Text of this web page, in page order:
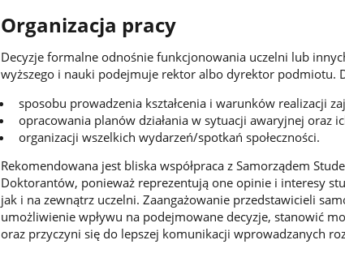
Organizacja pracy
Decyzje formalne odnośnie funkcjonowania uczelni lub
wyższego i nauki podejmuje rektor albo dyrektor podmiotu.
sposobu prowadzenia kształcenia i warunków realizacji
opracowania planów działania w sytuacji awaryjnej oraz
organizacji wszelkich wydarzeń/spotkań społeczności.
Rekomendowana jest bliska współpraca z Samorządem
Doktorantów, ponieważ reprezentują one opinie i interesy
jak i na zewnątrz uczelni. Zaangażowanie przedstawicieli
umożliwienie wpływu na podejmowane decyzje, stanowić
oraz przyczyni się do lepszej komunikacji wprowadzanych